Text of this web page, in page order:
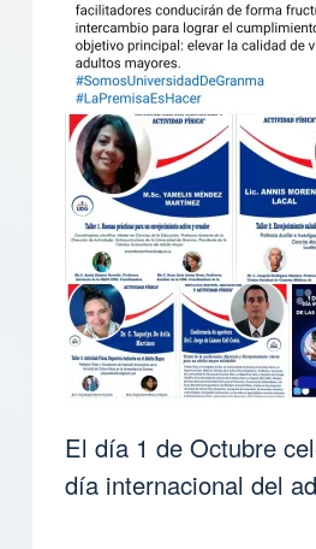
El día 1 de Octubre
día internacional del